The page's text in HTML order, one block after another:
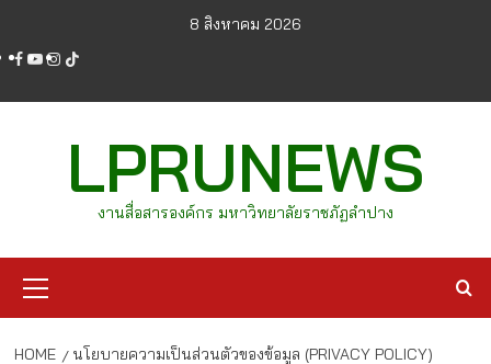
content
8 สิงหาคม 2026
facebook
youtube
instagram
tiktok
LPRUNEWS
งานสื่อสารองค์กร มหาวิทยาลัยราชภัฏลำปาง
Menu
HOME นโยบายความเป็นส่วนตัวของข้อมูล (PRIVACY POLICY)